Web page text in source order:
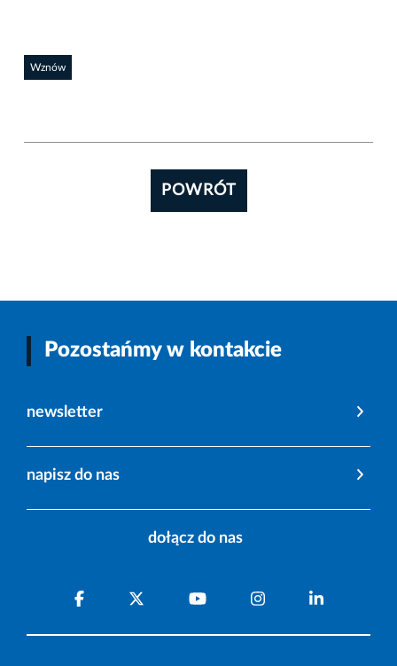
Wznów
POWRÓT
Pozostańmy w kontakcie
newsletter
napisz do nas
dołącz do nas